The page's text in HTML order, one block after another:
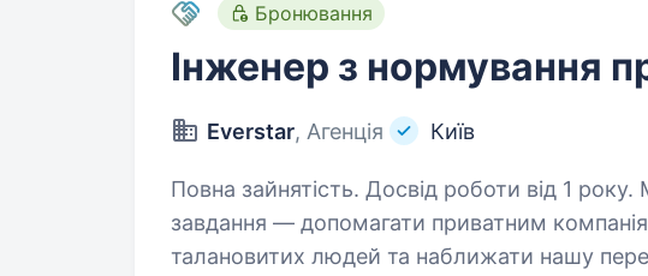
Бронювання
Інженер з нормування
Everstar, Агенція Київ
Повна зайнятість. Досвід роботи від 1 року. Ми — агентство Everstar. Наше
завдання — допомагати приватним
талановитих людей та наближати нашу